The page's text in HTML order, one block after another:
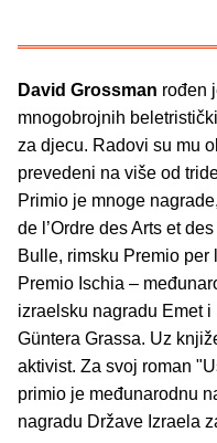
David Grossman rođen
mnogobrojnih
za djecu. Radovi su mu
prevedeni na više od
Primio je mnoge
de l’Ordre des Arts et
Bulle, rimsku Premio per
Premio Ischia –
izraelsku nagradu Emet
Güntera Grassa. Uz
aktivist. Za svoj roman
primio je međunarodnu
nagradu Države Izraela